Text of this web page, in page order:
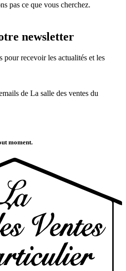
pas ce que vous cherchez.
newsletter
pour recevoir les actualités et les
de La salle des ventes du
moment.